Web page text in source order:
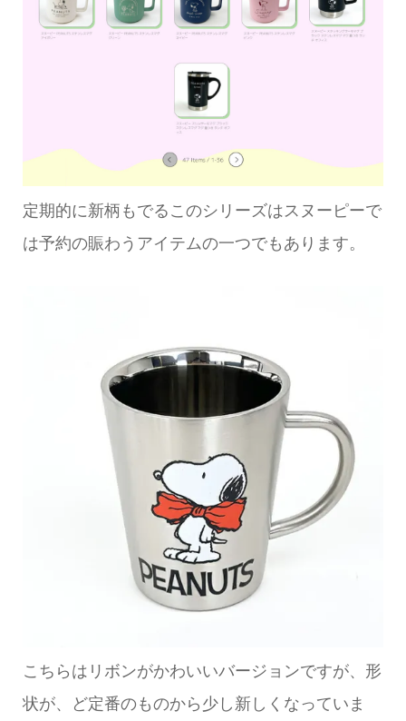
定期的に新柄もでるこのシリーズはスヌーピーで
は予約の賑わうアイテムの一つでもあります。
こちらはリボンがかわいいバージョンですが、形
状が、ど定番のものから少し新しくなっていま